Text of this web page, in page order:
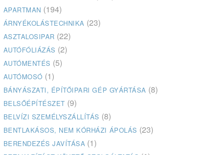
APARTMAN (194)
ÁRNYÉKOLÁSTECHNIKA (23)
ASZTALOSIPAR (22)
AUTÓFÓLIÁZÁS (2)
AUTÓMENTÉS (5)
AUTÓMOSÓ (1)
BÁNYÁSZATI, ÉPÍTŐIPARI GÉP GYÁRTÁSA (8)
BELSŐÉPÍTÉSZET (9)
BELVÍZI SZEMÉLYSZÁLLÍTÁS (8)
BENTLAKÁSOS, NEM KÓRHÁZI ÁPOLÁS (23)
BERENDEZÉS JAVÍTÁSA (1)